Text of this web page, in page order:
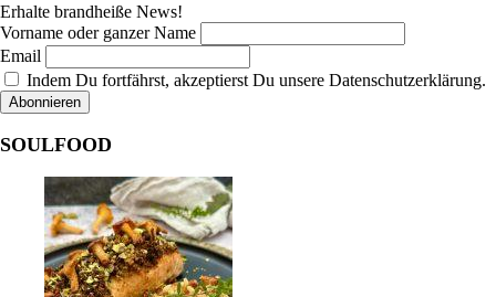
Erhalte brandheiße News!
Vorname oder ganzer Name
Email
Indem Du fortfährst, akzeptierst Du unsere Datenschutzerklärung.
SOULFOOD